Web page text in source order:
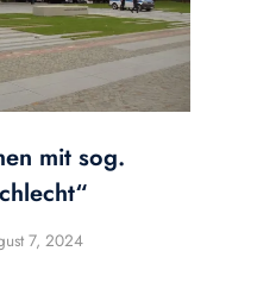
mit sog.
7, 2024